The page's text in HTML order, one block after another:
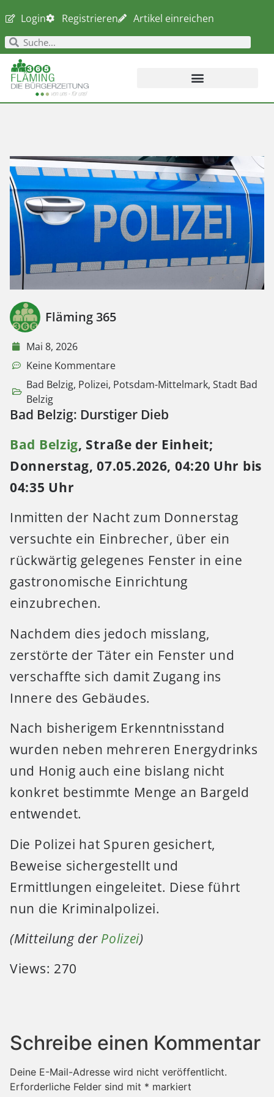
Login Registrieren Artikel einreichen
Fläming 365
Mai 8, 2026
Keine Kommentare
Bad Belzig, Polizei, Potsdam-Mittelmark, Stadt Bad
Belzig
Bad Belzig: Durstiger Dieb
Bad Belzig, Straße der Einheit;
Donnerstag, 07.05.2026, 04:20 Uhr bis
04:35 Uhr
Inmitten der Nacht zum Donnerstag
versuchte ein Einbrecher, über ein
rückwärtig gelegenes Fenster in eine
gastronomische Einrichtung
einzubrechen.
Nachdem dies jedoch misslang,
zerstörte der Täter ein Fenster und
verschaffte sich damit Zugang ins
Innere des Gebäudes.
Nach bisherigem Erkenntnisstand
wurden neben mehreren Energydrinks
und Honig auch eine bislang nicht
konkret bestimmte Menge an Bargeld
entwendet.
Die Polizei hat Spuren gesichert,
Beweise sichergestellt und
Ermittlungen eingeleitet. Diese führt
nun die Kriminalpolizei.
(Mitteilung der Polizei)
Views: 270
Schreibe einen Kommentar
Deine E-Mail-Adresse wird nicht veröffentlicht.
Erforderliche Felder sind mit * markiert